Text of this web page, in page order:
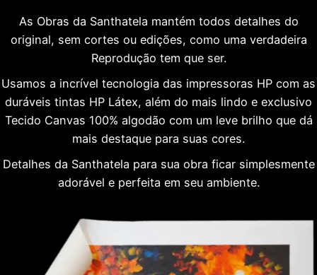
As Obras da Santhatela mantém todos detalhes do
original, sem cortes ou edições, como uma verdadeira
Reprodução tem que ser.
Usamos a incrível tecnologia das impressoras HP com as
duráveis tintas HP Látex, além do mais lindo e exclusivo
Tecido Canvas 100% algodão com um leve brilho que dá
mais destaque para suas cores.
Detalhes da Santhatela para sua obra ficar simplesmente
adorável e perfeita em seu ambiente.